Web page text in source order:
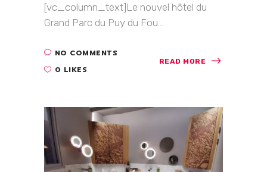
[vc_column_text]Le nouvel hôtel du
Grand Parc du Puy du Fou...
NO COMMENTS
0 LIKES
READ MORE